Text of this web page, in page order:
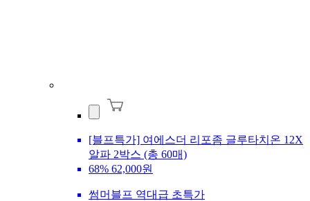
[블프특가] 여에스더 리포좀 글루타치온 12X
알파 2박스 (총 60매)
68% 62,000원
썸머블프 역대급 초특가